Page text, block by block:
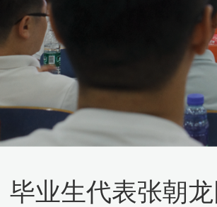
生代表张朝龙